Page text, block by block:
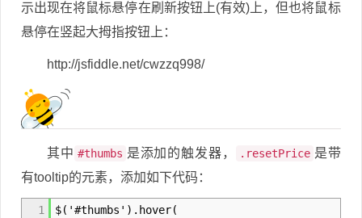
示出现在将鼠标悬停在刷新按钮上(有效)上，但也将鼠标
悬停在竖起大拇指按钮上：
http://jsfiddle.net/cwzzq998/
其中 #thumbs 是添加的触发器， .resetPrice 是带
有tooltip的元素，添加如下代码：
1
$('#thumbs').hover(